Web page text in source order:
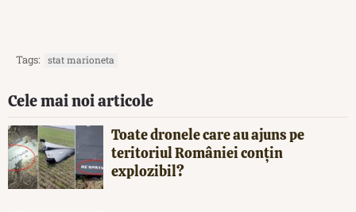
Tags: stat marioneta
Cele mai noi articole
Toate dronele care au ajuns pe
teritoriul României conțin
explozibil?